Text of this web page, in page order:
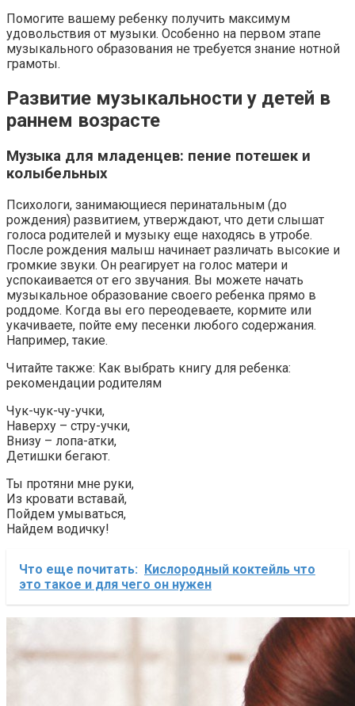
Помогите вашему ребенку получить максимум
удовольствия от музыки. Особенно на первом этапе
музыкального образования не требуется знание нотной
грамоты.
Развитие музыкальности у детей в
раннем возрасте
Музыка для младенцев: пение потешек и
колыбельных
Психологи, занимающиеся перинатальным (до
рождения) развитием, утверждают, что дети слышат
голоса родителей и музыку еще находясь в утробе.
После рождения малыш начинает различать высокие и
громкие звуки. Он реагирует на голос матери и
успокаивается от его звучания. Вы можете начать
музыкальное образование своего ребенка прямо в
роддоме. Когда вы его переодеваете, кормите или
укачиваете, пойте ему песенки любого содержания.
Например, такие.
Читайте также: Как выбрать книгу для ребенка:
рекомендации родителям
Чук-чук-чу-учки,
Наверху – стру-учки,
Внизу – лопа-атки,
Детишки бегают.
Ты протяни мне руки,
Из кровати вставай,
Пойдем умываться,
Найдем водичку!
Что еще почитать: Кислородный коктейль что
это такое и для чего он нужен